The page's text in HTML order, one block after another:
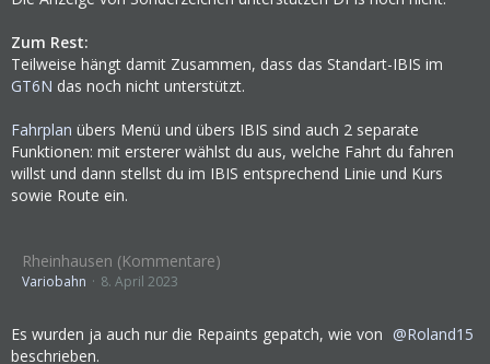
Zum Rest:
Teilweise hängt damit Zusammen, dass das Standart-IBIS im
GT6N das noch nicht unterstützt.
Fahrplan übers Menü und übers IBIS sind auch 2 separate
Funktionen: mit ersterer wählst du aus, welche Fahrt du fahren
willst und dann stellst du im IBIS entsprechend Linie und Kurs
sowie Route ein.
Rheinhausen (Kommentare)
Variobahn 8. April 2023
Es wurden ja auch nur die Repaints gepatch, wie von
Roland15
beschrieben.